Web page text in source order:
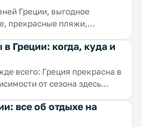
Греции, выгодное
прекрасные пляжи,
кухня сделали Грецию
Здесь можно
— вас ждут изумительные
невероятные пейзажи,
здесь наверняка
а во-вторых, в прохладное
Греции: когда, куда и
всего: Греция прекрасна в
от сезона здесь
еда, гостеприимные люди и
если вы планируете отпуск
все об отдыхе на